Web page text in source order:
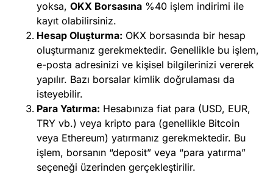
yoksa, OKX Borsasına %40 işlem indirimi ile
kayıt olabilirsiniz.
Hesap Oluşturma: OKX borsasında bir hesap
oluşturmanız gerekmektedir. Genellikle bu işlem,
e-posta adresinizi ve kişisel bilgilerinizi vererek
yapılır. Bazı borsalar kimlik doğrulaması da
isteyebilir.
Para Yatırma: Hesabınıza fiat para (USD, EUR,
TRY vb.) veya kripto para (genellikle Bitcoin
veya Ethereum) yatırmanız gerekmektedir. Bu
işlem, borsanın “deposit” veya “para yatırma”
seçeneği üzerinden gerçekleştirilir.